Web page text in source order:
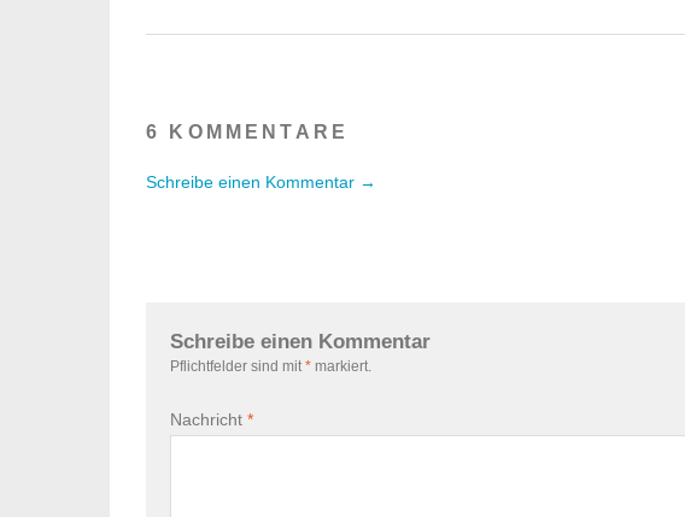
6 KOMMENTARE
Schreibe einen Kommentar →
Schreibe einen Kommentar
Pflichtfelder sind mit * markiert.
Nachricht *